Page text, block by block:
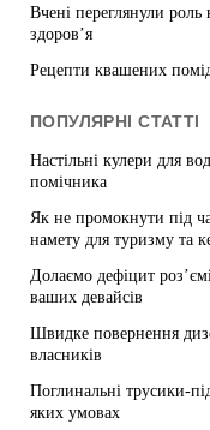
Вчені переглянули
здоров’я
Рецепти квашених
ПОПУЛЯРНІ СТАТТІ
Настільні кулери для
помічника
Як не промокнути під
намету для туризму та
Долаємо дефіцит
ваших девайсів
Швидке повернення
власників
Поглинальні трусики-
яких умовах